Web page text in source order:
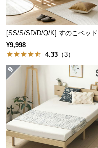
ブ
グ
企
業
情
[SS/S/SD/D/Q/K] すのこベッド
¥9,998
4.33 （3）